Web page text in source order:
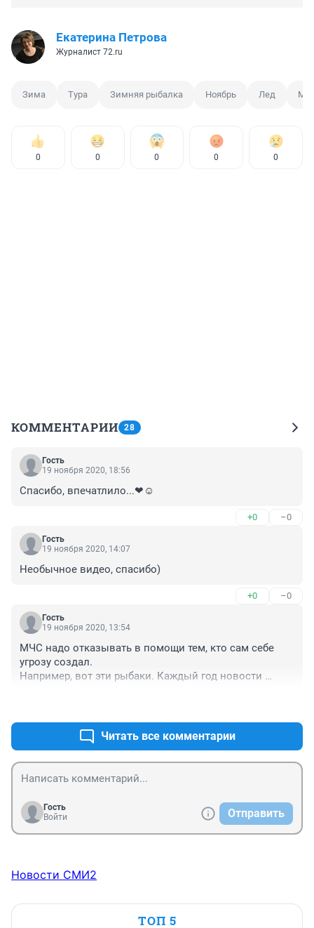
Екатерина Петрова
Журналист 72.ru
Зима Тура Зимняя рыбалка Ноябрь Лед
0 0 0 0 0
КОММЕНТАРИИ 28
Гость
19 ноября 2020, 18:56
Спасибо, впечатлило...❤☺
+0 –0
Гость
19 ноября 2020, 14:07
Необычное видео, спасибо)
+0 –0
Гость
19 ноября 2020, 13:54
МЧС надо отказывать в помощи тем, кто сам себе
угрозу создал.
Например, вот эти рыбаки. Каждый год новости
Вопрос - нафига?! Может, если перестать спасать, так
хоть страх научит их не лезть на рожон? Если ума нет.
Читать все комментарии
Гость
Войти
Отправить
Новости СМИ2
ТОП 5